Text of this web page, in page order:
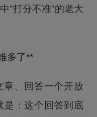
"打分不准"的老大
多了**
章、回答一个开放
是：这个回答到底